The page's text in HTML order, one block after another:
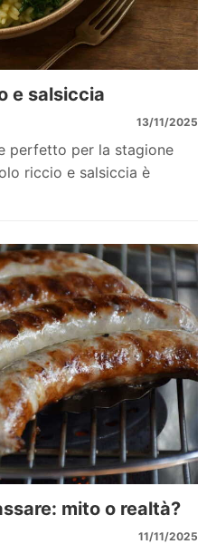
e salsiccia
13/11/2025
perfetto per la stagione
riccio e salsiccia è
mito o realtà?
11/11/2025